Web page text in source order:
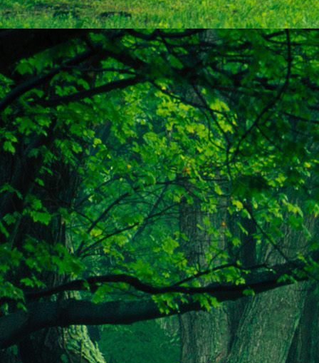
Kérelmeteket
amennyiben
ovi bejárata a
nyíló
Szeretettel
Elérhetőségek
Dr. Göllner
2081 Piliscsaba,
e-mail:
telefonszám: